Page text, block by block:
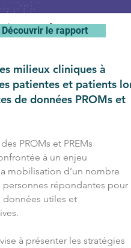
Découvrir le rapport
milieux cliniques à
patientes et patients
de données PROMs et
PROMs et PREMs
à un enjeu
mobilisation d’un nombre
personnes répondantes pour
utiles et
à présenter les stratégies